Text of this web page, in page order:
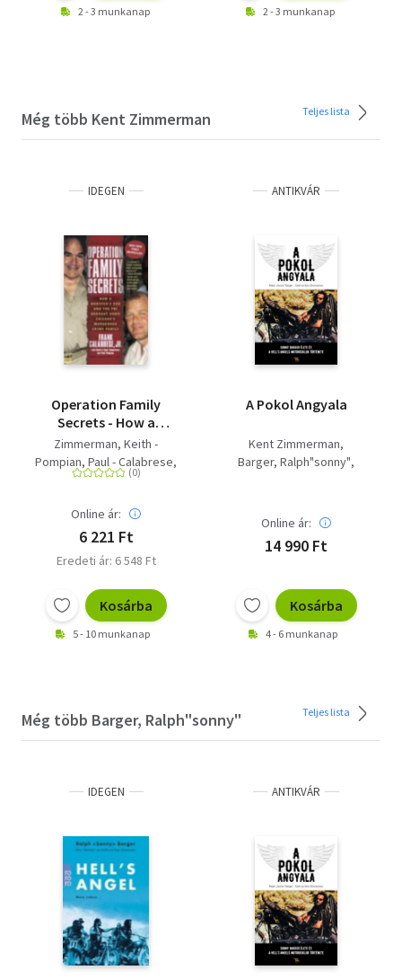
2 - 3 munkanap 2 - 3 munkanap
Még több Kent Zimmerman Teljes lista
IDEGEN
Operation Family
Secrets - How a
Mobster's Son and the
FBI Brought Down
Chicago's Murderous
Zimmerman, Keith -
Pompian, Paul - Calabrese,
Frank - Zimmerman, Kent
Online ár:
6 221 Ft
Eredeti ár: 6 548 Ft
Kosárba
5 - 10 munkanap
ANTIKVÁR
A Pokol Angyala
Kent Zimmerman
Barger, Ralph"sonny"
Online ár:
14 990 Ft
Kosárba
4 - 6 munkanap
Még több Barger, Ralph"sonny" Teljes lista
IDEGEN ANTIKVÁR